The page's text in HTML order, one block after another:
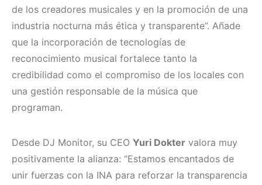
de los creadores musicales y en la promoción de una
industria nocturna más ética y transparente”. Añade
que la incorporación de tecnologías de
reconocimiento musical fortalece tanto la
credibilidad como el compromiso de los locales con
una gestión responsable de la música que
programan.
Desde DJ Monitor, su CEO Yuri Dokter valora muy
positivamente la alianza: “Estamos encantados de
unir fuerzas con la INA para reforzar la transparencia